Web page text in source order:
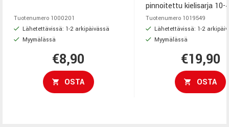
Tuotenumero 1000201
Lähetettävissä: 1-2 arkipäivässä
Myymälässä
€8,90
OSTA
pinnoitettu kielisarja 10-
Tuotenumero 1019549
Lähetettävissä: 1-2
Myymälässä
€19,90
OSTA